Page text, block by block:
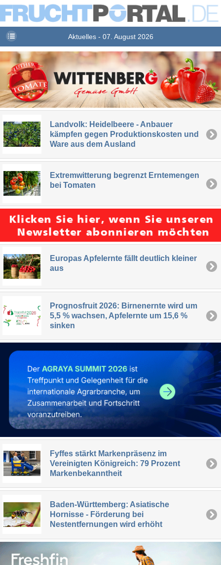
Aktuelles - 07. August 2026
Landvolk: Heidelbeere - Anbauer
kämpfen gegen Produktionskosten und
Ware aus dem Ausland
Extremwitterung begrenzt Erntemengen
bei Tomaten
Europas Apfelernte fällt deutlich kleiner
aus
Prognosfruit 2026: Birnenernte wird um
5,5 % wachsen, Apfelernte um 15,6 %
sinken
Fyffes stärkt Markenpräsenz im
Vereinigten Königreich: 79 Prozent
Markenbekanntheit
Baden-Württemberg: Asiatische
Hornisse - Förderung bei
Nestentfernungen wird erhöht